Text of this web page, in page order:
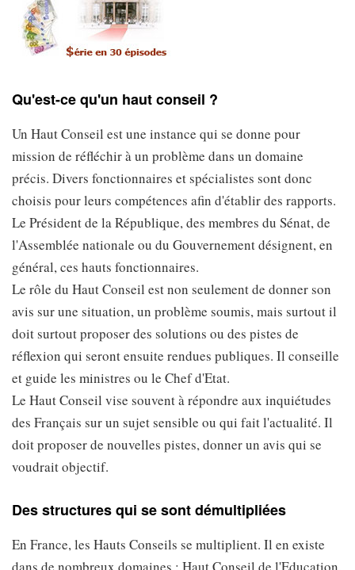
Qu'est-ce qu'un haut conseil ?
Un Haut Conseil est une instance qui se donne pour
mission de réfléchir à un problème dans un domaine
précis. Divers fonctionnaires et spécialistes sont donc
choisis pour leurs compétences afin d'établir des rapports.
Le Président de la République, des membres du Sénat, de
l'Assemblée nationale ou du Gouvernement désignent, en
général, ces hauts fonctionnaires.
Le rôle du Haut Conseil est non seulement de donner son
avis sur une situation, un problème soumis, mais surtout il
doit surtout proposer des solutions ou des pistes de
réflexion qui seront ensuite rendues publiques. Il conseille
et guide les ministres ou le Chef d'Etat.
Le Haut Conseil vise souvent à répondre aux inquiétudes
des Français sur un sujet sensible ou qui fait l'actualité. Il
doit proposer de nouvelles pistes, donner un avis qui se
voudrait objectif.
Des structures qui se sont démultipliées
En France, les Hauts Conseils se multiplient. Il en existe